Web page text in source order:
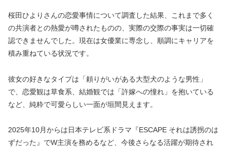
桜田ひよりさんの恋愛事情について調査した結果、これまで多く
の共演者との熱愛が噂されたものの、実際の交際の事実は一切確
認できませんでした。現在は女優業に専念し、順調にキャリアを
積み重ねている状況です。
彼女の好きなタイプは「頼りがいがある大型犬のような男性」
で、恋愛観は草食系、結婚観では「許嫁への憧れ」を抱いている
など、純粋で可愛らしい一面が垣間見えます。
2025年10月からは日本テレビ系ドラマ『ESCAPE それは誘拐のは
ずだった』でW主演を務めるなど、今後さらなる活躍が期待され